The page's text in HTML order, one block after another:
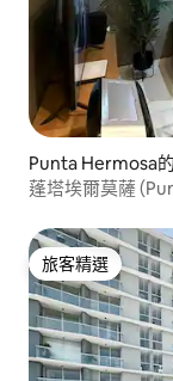
Punta Hermosa
蓬塔埃爾莫薩
旅客精選
旅客精選